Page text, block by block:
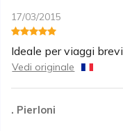
17/03/2015
Ideale per viaggi brevi
Vedi originale
. Pierloni